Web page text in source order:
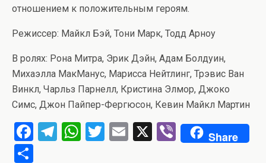
отношением к положительным героям.
Режиссер: Майкл Бэй, Тони Марк, Тодд Арноу
В ролях: Рона Митра, Эрик Дэйн, Адам Болдуин,
Михаэлла МакМанус, Марисса Нейтлинг, Трэвис Ван
Винкл, Чарльз Парнелл, Кристина Элмор, Джоко
Симс, Джон Пайпер-Фергюсон, Кевин Майкл Мартин
F
T
W T
E
X
Vi
b
Share